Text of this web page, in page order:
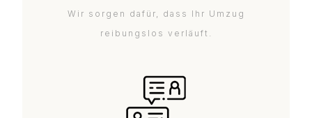
Wir sorgen dafür, dass Ihr Umzug
reibungslos verläuft.